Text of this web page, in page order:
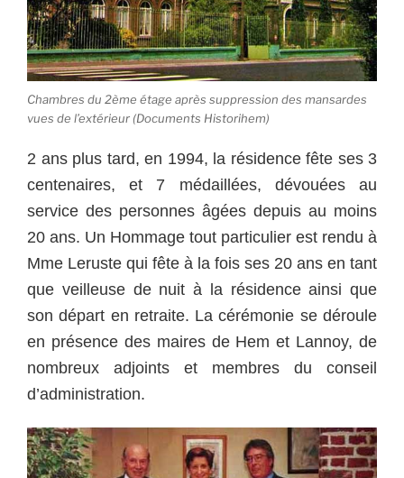
Chambres du 2ème étage après suppression des mansardes
vues de l’extérieur (Documents Historihem)
2 ans plus tard, en 1994, la résidence fête ses 3
centenaires, et 7 médaillées, dévouées au
service des personnes âgées depuis au moins
20 ans. Un Hommage tout particulier est rendu à
Mme Leruste qui fête à la fois ses 20 ans en tant
que veilleuse de nuit à la résidence ainsi que
son départ en retraite. La cérémonie se déroule
en présence des maires de Hem et Lannoy, de
nombreux adjoints et membres du conseil
d’administration.